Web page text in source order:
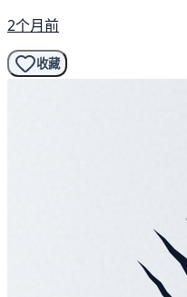
2个月前
收藏